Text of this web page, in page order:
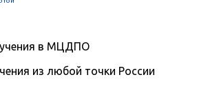
в МЦДПО
из любой точки России